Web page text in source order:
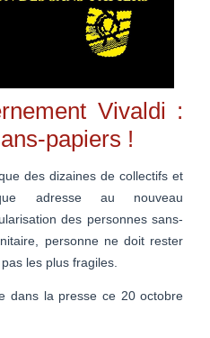
Vivaldi :
papiers !
des dizaines de collectifs et
adresse au nouveau
des personnes sans-
personne ne doit rester
les plus fragiles.
dans la presse ce 20 octobre